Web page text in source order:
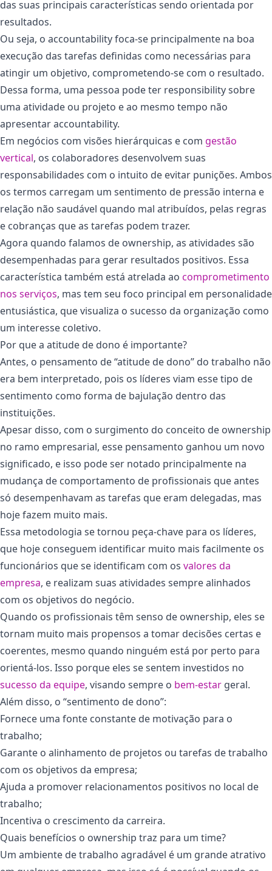
das suas principais características sendo orientada por
resultados.
Ou seja, o accountability foca-se principalmente na boa
execução das tarefas definidas como necessárias para
atingir um objetivo, comprometendo-se com o resultado.
Dessa forma, uma pessoa pode ter responsibility sobre
uma atividade ou projeto e ao mesmo tempo não
apresentar accountability.
Em negócios com visões hierárquicas e com gestão
vertical, os colaboradores desenvolvem suas
responsabilidades com o intuito de evitar punições. Ambos
os termos carregam um sentimento de pressão interna e
relação não saudável quando mal atribuídos, pelas regras
e cobranças que as tarefas podem trazer.
Agora quando falamos de ownership, as atividades são
desempenhadas para gerar resultados positivos. Essa
característica também está atrelada ao comprometimento
nos serviços, mas tem seu foco principal em personalidade
entusiástica, que visualiza o sucesso da organização como
um interesse coletivo.
Por que a atitude de dono é importante?
Antes, o pensamento de “atitude de dono” do trabalho não
era bem interpretado, pois os líderes viam esse tipo de
sentimento como forma de bajulação dentro das
instituições.
Apesar disso, com o surgimento do conceito de ownership
no ramo empresarial, esse pensamento ganhou um novo
significado, e isso pode ser notado principalmente na
mudança de comportamento de profissionais que antes
só desempenhavam as tarefas que eram delegadas, mas
hoje fazem muito mais.
Essa metodologia se tornou peça-chave para os líderes,
que hoje conseguem identificar muito mais facilmente os
funcionários que se identificam com os valores da
empresa, e realizam suas atividades sempre alinhados
com os objetivos do negócio.
Quando os profissionais têm senso de ownership, eles se
tornam muito mais propensos a tomar decisões certas e
coerentes, mesmo quando ninguém está por perto para
orientá-los. Isso porque eles se sentem investidos no
sucesso da equipe, visando sempre o bem-estar geral.
Além disso, o “sentimento de dono”:
Fornece uma fonte constante de motivação para o
trabalho;
Garante o alinhamento de projetos ou tarefas de trabalho
com os objetivos da empresa;
Ajuda a promover relacionamentos positivos no local de
trabalho;
Incentiva o crescimento da carreira.
Quais benefícios o ownership traz para um time?
Um ambiente de trabalho agradável é um grande atrativo